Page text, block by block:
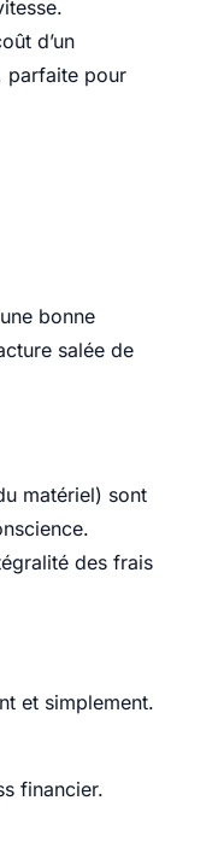
d’un
parfaite pour
bonne
salée de
matériel) sont
des frais
et simplement.
financier.